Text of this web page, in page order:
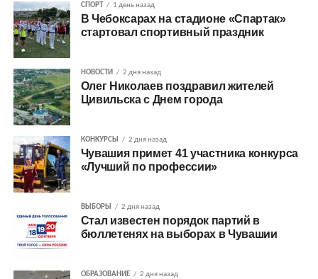
СПОРТ 1 день назад
В Чебоксарах на стадионе «Спартак»
стартовал спортивный праздник
НОВОСТИ 2 дня назад
Олег Николаев поздравил жителей
Цивильска с Днем города
КОНКУРСЫ 2 дня назад
Чувашия примет 41 участника конкурса
«Лучший по профессии»
ВЫБОРЫ 2 дня назад
Стал известен порядок партий в
бюллетенях на выборах в Чувашии
ОБРАЗОВАНИЕ 2 дня назад